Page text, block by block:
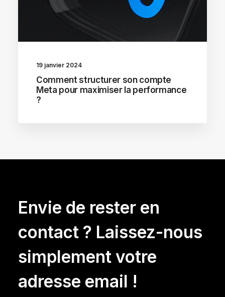
19 janvier 2024
Comment structurer son compte
Meta pour maximiser la performance
?
Envie de rester en
contact ? Laissez-nous
simplement votre
adresse email !